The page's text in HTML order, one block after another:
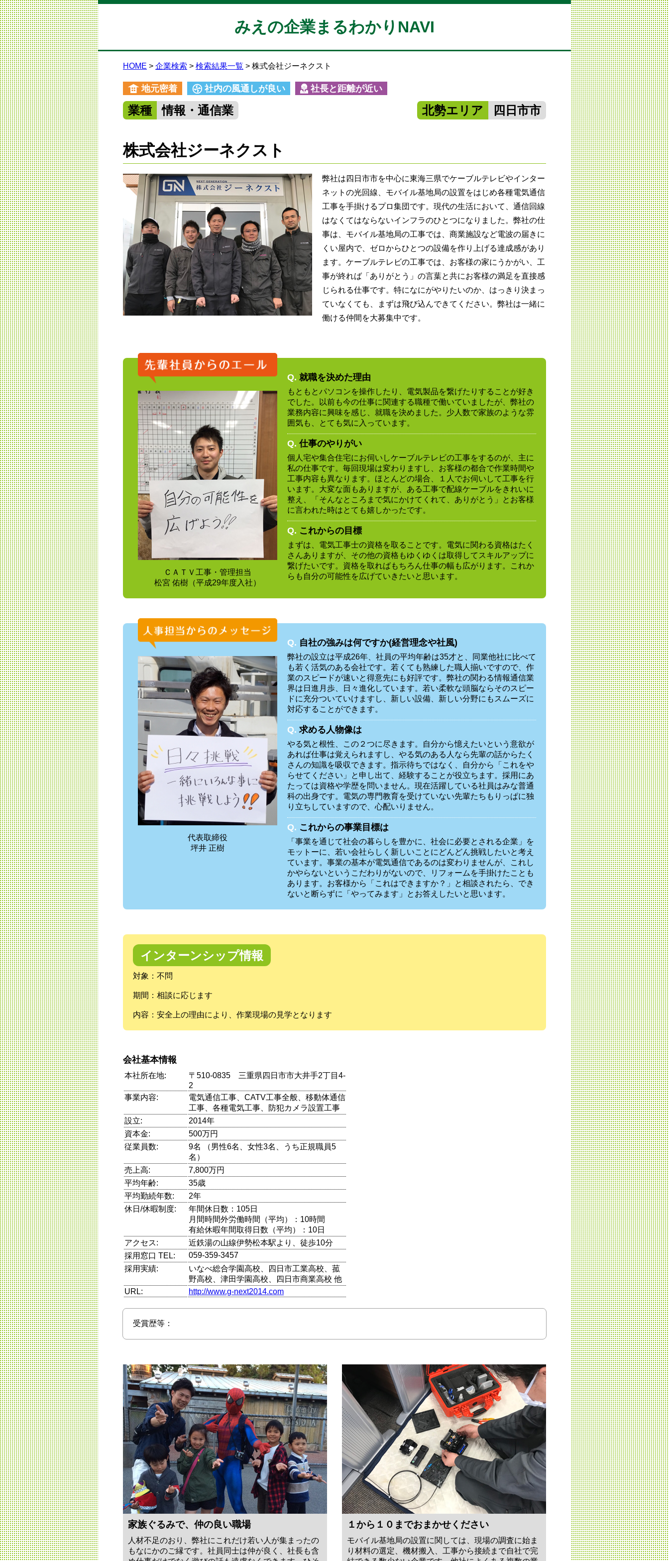
みえの企業まるわかりNAVI
HOME 企業検索 検索結果一覧 株式会社ジーネクスト
地元密着 社内の風通しが良い 社長と距離が近い
業種 情報・通信業 北勢エリア 四日市市
株式会社ジーネクスト
弊社は四日市市を中心に東海三県でケーブルテレビやインター
ネットの光回線、モバイル基地局の設置をはじめ各種電気通信
工事を手掛けるプロ集団です。現代の生活において、通信回線
はなくてはならないインフラのひとつになりました。弊社の仕
事は、モバイル基地局の工事では、商業施設など電波の届きに
くい屋内で、ゼロからひとつの設備を作り上げる達成感があり
ます。ケーブルテレビの工事では、お客様の家にうかがい、工
事が終れば「ありがとう」の言葉と共にお客様の満足を直接感
じられる仕事です。特になにがやりたいのか、はっきり決まっ
ていなくても、まずは飛び込んできてください。弊社は一緒に
働ける仲間を大募集中です。
ＣＡＴＶ工事・管理担当
松宮 佑樹（平成29年度入社）
Q. 就職を決めた理由
もともとパソコンを操作したり、電気製品を繋げたりすることが好き
でした。以前も今の仕事に関連する職種で働いていましたが、弊社の
業務内容に興味を感じ、就職を決めました。少人数で家族のような雰
囲気も、とても気に入っています。
Q. 仕事のやりがい
個人宅や集合住宅にお伺いしケーブルテレビの工事をするのが、主に
私の仕事です。毎回現場は変わりますし、お客様の都合で作業時間や
工事内容も異なります。ほとんどの場合、１人でお伺いして工事を行
います。大変な面もありますが、ある工事で配線ケーブルをきれいに
整え、「そんなところまで気にかけてくれて、ありがとう」とお客様
に言われた時はとても嬉しかったです。
Q. これからの目標
まずは、電気工事士の資格を取ることです。電気に関わる資格はたく
さんありますが、その他の資格もゆくゆくは取得してスキルアップに
繋げたいです。資格を取ればもちろん仕事の幅も広がります。これか
らも自分の可能性を広げていきたいと思います。
代表取締役
坪井 正樹
Q. 自社の強みは何ですか(経営理念や社風)
弊社の設立は平成26年、社員の平均年齢は35才と、同業他社に比べて
も若く活気のある会社です。若くても熟練した職人揃いですので、作
業のスピードが速いと得意先にも好評です。弊社の関わる情報通信業
界は日進月歩、日々進化しています。若い柔軟な頭脳ならそのスピー
ドに充分ついていけますし、新しい設備、新しい分野にもスムーズに
対応することができます。
Q. 求める人物像は
やる気と根性、この２つに尽きます。自分から憶えたいという意欲が
あれば仕事は覚えられますし、やる気のある人なら先輩の話からたく
さんの知識を吸収できます。指示待ちではなく、自分から「これをや
らせてください」と申し出て、経験することが役立ちます。採用にあ
たっては資格や学歴を問いません。現在活躍している社員はみな普通
科の出身です。電気の専門教育を受けていない先輩たちもりっぱに独
り立ちしていますので、心配いりません。
Q. これからの事業目標は
「事業を通じて社会の暮らしを豊かに、社会に必要とされる企業」を
モットーに、若い会社らしく新しいことにどんどん挑戦したいと考え
ています。事業の基本が電気通信であるのは変わりませんが、これし
かやらないというこだわりがないので、リフォームを手掛けたことも
あります。お客様から「これはできますか？」と相談されたら、でき
ないと断らずに「やってみます」とお答えしたいと思います。
インターンシップ情報
対象：不問
期間：相談に応じます
内容：安全上の理由により、作業現場の見学となります
会社基本情報
本社所在地:
〒510-0835 三重県四日市市大井手2丁目4-
2
事業内容:
電気通信工事、CATV工事全般、移動体通信
工事、各種電気工事、防犯カメラ設置工事
設立:
2014年
資本金:
500万円
従業員数:
9名 （男性6名、女性3名、うち正規職員5
名）
売上高:
7,800万円
平均年齢:
35歳
平均勤続年数:
2年
休日/休暇制度:
年間休日数：105日
月間時間外労働時間（平均）：10時間
有給休暇年間取得日数（平均）：10日
アクセス:
近鉄湯の山線伊勢松本駅より、徒歩10分
採用窓口 TEL:
059-359-3457
採用実績:
いなべ総合学園高校、四日市工業高校、菰
野高校、津田学園高校、四日市商業高校 他
URL:
http://www.g-next2014.com
受賞歴等：
家族ぐるみで、仲の良い職場
人材不足のおり、弊社にこれだけ若い人が集まったの
もなにかのご縁です。社員同士は仲が良く、社長も含
１から１０までおまかせください
モバイル基地局の設置に関しては、現場の調査に始ま
り材料の選定、機材搬入、工事から接続まで自社で完